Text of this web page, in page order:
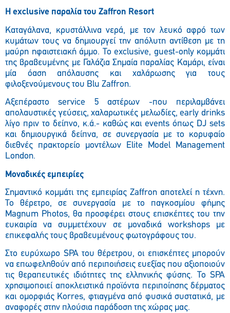
H exclusive παραλία του Zaffron Resort
Καταγάλανα, κρυστάλλινα νερά, με τον λευκό αφρό των
κυμάτων τους να δημιουργεί την απόλυτη αντίθεση με τη
μαύρη ηφαιστειακή άμμο. Το exclusive, guest-only κομμάτι
της βραβευμένης με Γαλάζια Σημαία παραλίας Καμάρι, είναι
μία όαση απόλαυσης και χαλάρωσης για τους
φιλοξενούμενους του Blu Zaffron.
Αξεπέραστο service 5 αστέρων -που περιλαμβάνει
απολαυστικές γεύσεις, χαλαρωτικές μελωδίες, early drinks
λίγο πριν το δείπνο, κ.ά.- καθώς και events όπως DJ sets
και δημιουργικά δείπνα, σε συνεργασία με το κορυφαίο
διεθνές πρακτορείο μοντέλων Elite Model Management
London.
Μοναδικές εμπειρίες
Σημαντικό κομμάτι της εμπειρίας Zaffron αποτελεί η τέχνη.
Το θέρετρο, σε συνεργασία με το παγκοσμίου φήμης
Magnum Photos, θα προσφέρει στους επισκέπτες του την
ευκαιρία να συμμετέχουν σε μοναδικά workshops με
επικεφαλής τους βραβευμένους φωτογράφους του.
Στο ευρύχωρο SPA του θέρετρου, οι επισκέπτες μπορούν
να επωφεληθούν από περιποιήσεις ευεξίας που αξιοποιούν
τις θεραπευτικές ιδιότητες της ελληνικής φύσης. Το SPA
χρησιμοποιεί αποκλειστικά προϊόντα περιποίησης δέρματος
και ομορφιάς Korres, φτιαγμένα από φυσικά συστατικά, με
αναφορές στην πλούσια παράδοση της χώρας μας.